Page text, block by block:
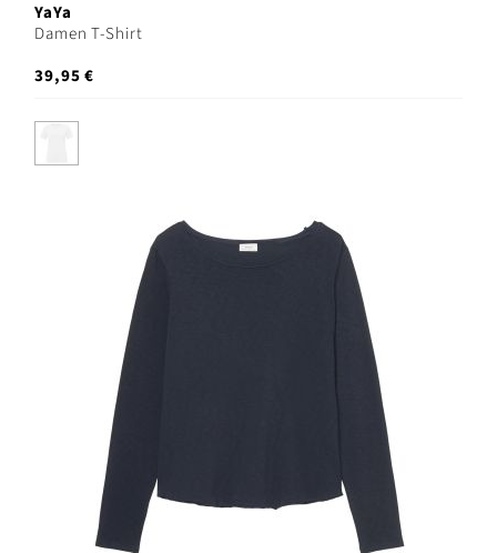
YaYa
Damen T-Shirt
39,95 €